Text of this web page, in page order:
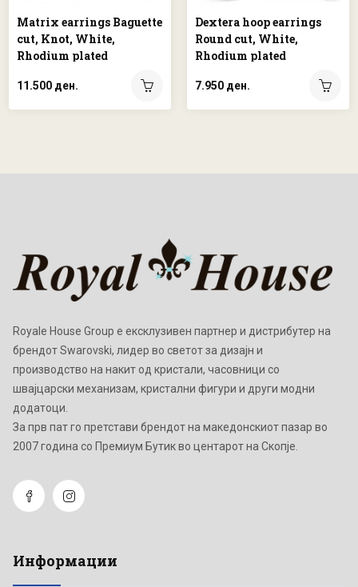
Matrix earrings Baguette
cut, Knot, White,
Rhodium plated
11.500 ден.
Dextera hoop earrings
Round cut, White,
Rhodium plated
7.950 ден.
Royale House Group е ексклузивен партнер и дистрибутер на
брендот Swarovski, лидер во светот за дизајн и
производство на накит од кристали, часовници со
швајцарски механизам, кристални фигури и други модни
додатоци.
Зa прв пат го претстави брендот на македонскиот пазар во
2007 година со Премиум Бутик во центарот на Скопје.
Информации